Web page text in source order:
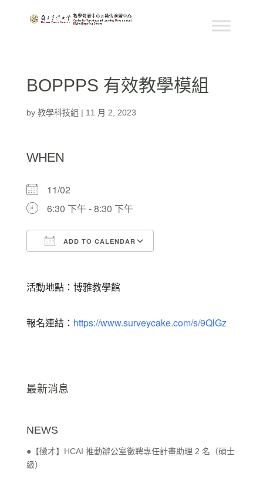
BOPPPS 有效教學模組
by 教學科技組 | 11 月 2, 2023
WHEN
11/02
6:30 下午 - 8:30 下午
ADD TO CALENDAR
活動地點：博雅教學館
報名連結： https://www.surveycake.com/s/9QlGz
最新消息
NEWS
●【徵才】HCAI 推動辦公室徵聘專任計畫助理 2 名（碩士
級）